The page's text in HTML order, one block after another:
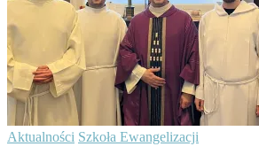
Aktualności Szkoła Ewangelizacji